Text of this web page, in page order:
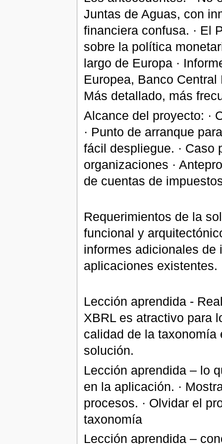
Juntas de Aguas, con
financiera confusa. · El
sobre la política
largo de Europa ·
Europea, Banco
Más detallado, más
Alcance del proyecto: ·
· Punto de arranque
fácil despliegue. · Caso
organizaciones ·
de cuentas de
Requerimientos de la
funcional y
informes adicionales de
aplicaciones existentes.
Lección aprendida -
XBRL es atractivo para
calidad de la taxonomía
solución.
Lección aprendida – lo
en la aplicación. ·
procesos. · Olvidar el
taxonomía
Lección aprendida –